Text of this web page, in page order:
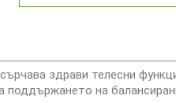
здрави телесни
на